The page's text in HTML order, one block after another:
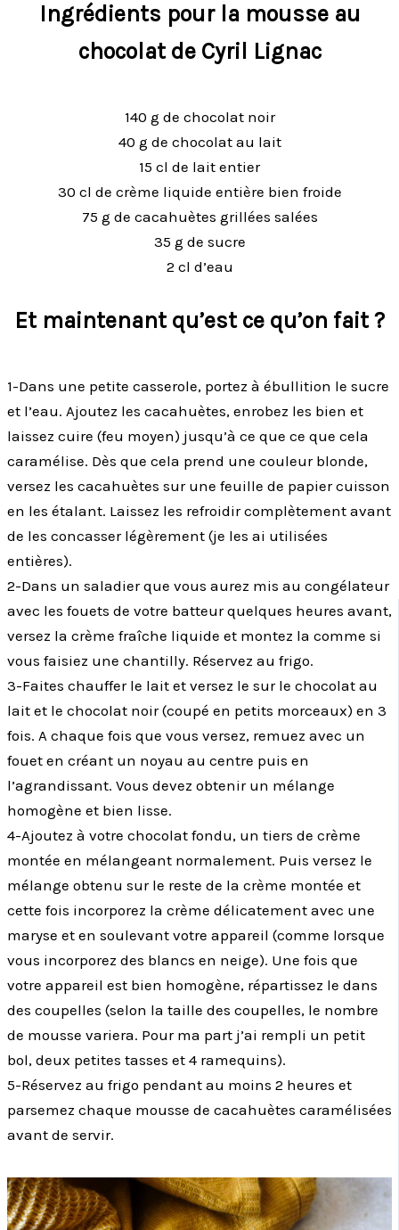
Ingrédients pour la mousse au
chocolat de Cyril Lignac
140 g de chocolat noir
40 g de chocolat au lait
15 cl de lait entier
30 cl de crème liquide entière bien froide
75 g de cacahuètes grillées salées
35 g de sucre
2 cl d’eau
Et maintenant qu’est ce qu’on fait ?
1-Dans une petite casserole, portez à ébullition le sucre
et l’eau. Ajoutez les cacahuètes, enrobez les bien et
laissez cuire (feu moyen) jusqu’à ce que ce que cela
caramélise. Dès que cela prend une couleur blonde,
versez les cacahuètes sur une feuille de papier cuisson
en les étalant. Laissez les refroidir complètement avant
de les concasser légèrement (je les ai utilisées
entières).
2-Dans un saladier que vous aurez mis au congélateur
avec les fouets de votre batteur quelques heures avant,
versez la crème fraîche liquide et montez la comme si
vous faisiez une chantilly. Réservez au frigo.
3-Faites chauffer le lait et versez le sur le chocolat au
lait et le chocolat noir (coupé en petits morceaux) en 3
fois. A chaque fois que vous versez, remuez avec un
fouet en créant un noyau au centre puis en
l’agrandissant. Vous devez obtenir un mélange
homogène et bien lisse.
4-Ajoutez à votre chocolat fondu, un tiers de crème
montée en mélangeant normalement. Puis versez le
mélange obtenu sur le reste de la crème montée et
cette fois incorporez la crème délicatement avec une
maryse et en soulevant votre appareil (comme lorsque
vous incorporez des blancs en neige). Une fois que
votre appareil est bien homogène, répartissez le dans
des coupelles (selon la taille des coupelles, le nombre
de mousse variera. Pour ma part j’ai rempli un petit
bol, deux petites tasses et 4 ramequins).
5-Réservez au frigo pendant au moins 2 heures et
parsemez chaque mousse de cacahuètes caramélisées
avant de servir.